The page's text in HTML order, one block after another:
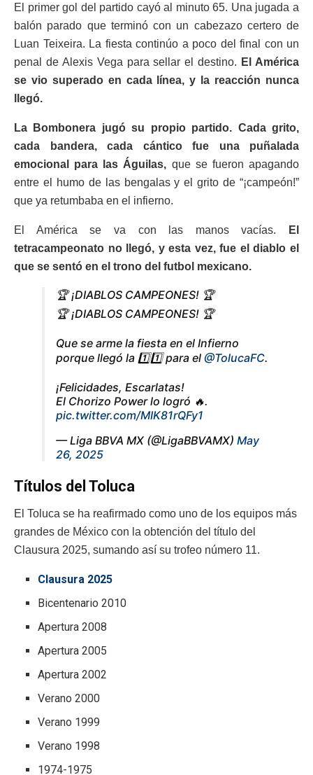
El primer gol del partido cayó al minuto 65. Una jugada a
balón parado que terminó con un cabezazo certero de
Luan Teixeira. La fiesta continúo a poco del final con un
penal de Alexis Vega para sellar el destino. El América
se vio superado en cada línea, y la reacción nunca
llegó.
La Bombonera jugó su propio partido. Cada grito,
cada bandera, cada cántico fue una puñalada
emocional para las Águilas, que se fueron apagando
entre el humo de las bengalas y el grito de “¡campeón!”
que ya retumbaba en el infierno.
El América se va con las manos vacías.
El
tetracampeonato no llegó, y esta vez, fue el diablo el
que se sentó en el trono del futbol mexicano.
🏆 ¡DIABLOS CAMPEONES! 🏆
🏆 ¡DIABLOS CAMPEONES! 🏆
Que se arme la fiesta en el Infierno
porque llegó la 1️⃣1️⃣ para el @TolucaFC.
¡Felicidades, Escarlatas!
El Chorizo Power lo logró 🔥.
pic.twitter.com/MIK81rQFy1
— Liga BBVA MX (@LigaBBVAMX) May
26, 2025
Títulos del Toluca
El Toluca se ha reafirmado como uno de los equipos más
grandes de México con la obtención del título del
Clausura 2025, sumando así su trofeo número 11.
Clausura 2025
Bicentenario 2010
Apertura 2008
Apertura 2005
Apertura 2002
Verano 2000
Verano 1999
Verano 1998
1974-1975